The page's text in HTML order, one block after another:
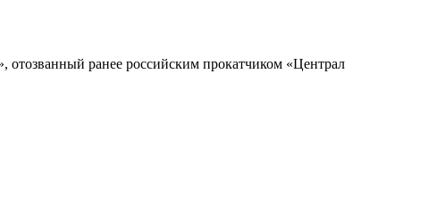
ранее российским прокатчиком «Централ